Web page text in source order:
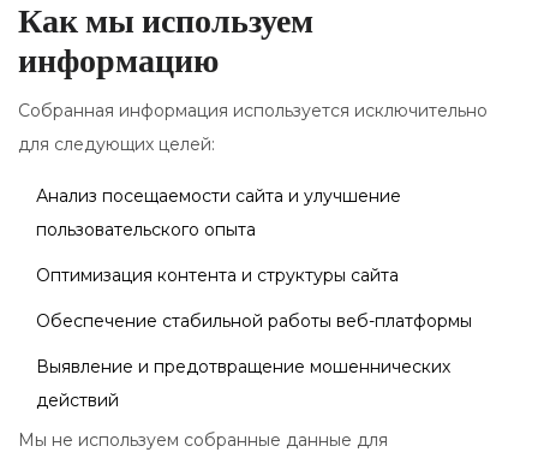
Как мы используем
информацию
Собранная информация используется исключительно
для следующих целей:
Анализ посещаемости сайта и улучшение
пользовательского опыта
Оптимизация контента и структуры сайта
Обеспечение стабильной работы веб-платформы
Выявление и предотвращение мошеннических
действий
Мы не используем собранные данные для